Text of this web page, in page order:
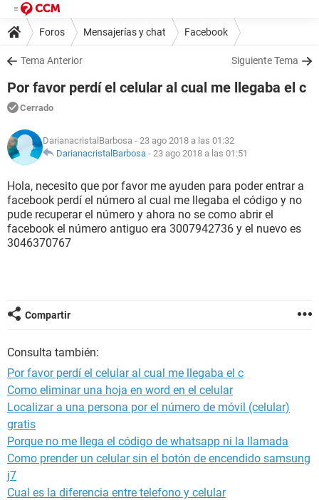
Foros Mensajerías y chat Facebook
Tema Anterior Siguiente Tema
Por favor perdí el celular al cual me llegaba el c
Cerrado
DarianacristalBarbosa - 23 ago 2018 a las 01:32
DarianacristalBarbosa - 23 ago 2018 a las 01:51
Hola, necesito que por favor me ayuden para poder entrar a
facebook perdí el número al cual me llegaba el código y no
pude recuperar el número y ahora no se como abrir el
facebook el número antiguo era 3007942736 y el nuevo es
3046370767
Compartir
Consulta también:
Por favor perdí el celular al cual me llegaba el c
Como eliminar una hoja en word en el celular
Localizar a una persona por el número de móvil (celular)
gratis
Porque no me llega el código de whatsapp ni la llamada
Como prender un celular sin el botón de encendido samsung
j7
Cual es la diferencia entre telefono y celular